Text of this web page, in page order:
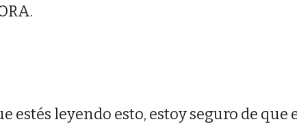
estés leyendo esto, estoy seguro de que